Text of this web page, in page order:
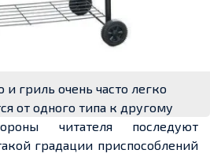
гриль очень часто легко
от одного типа к другому
читателя последуют
градации приспособлений